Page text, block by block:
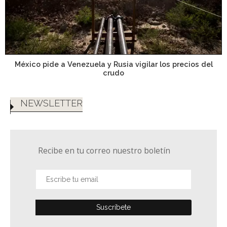
México pide a Venezuela y Rusia vigilar los precios del
crudo
NEWSLETTER
Recibe en tu correo nuestro boletín